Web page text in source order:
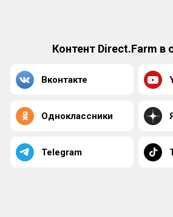
Контент Direct.Farm в
Вконтакте
Одноклассники
Telegram